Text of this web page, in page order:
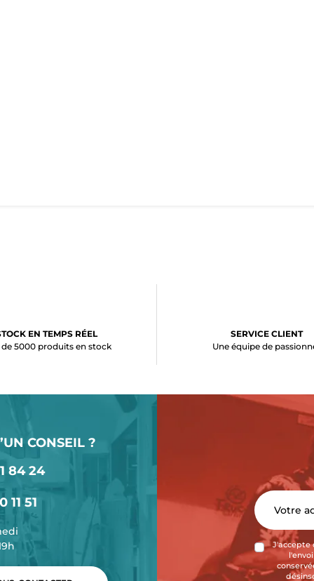
EN TEMPS RÉEL
de 5000 produits en stock
SERVICE CLIENT
Une équipe de
CONSEIL ?
84 24
11 51
J'accepte